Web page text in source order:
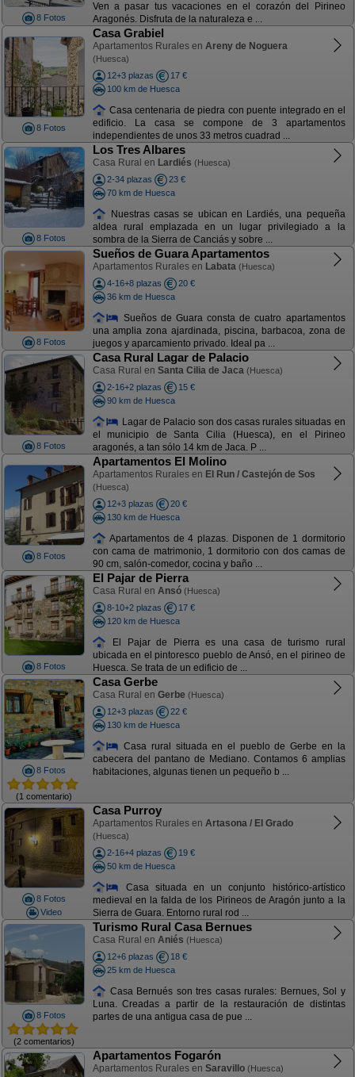
8 Fotos
Ven a pasar tus vacaciones en el corazón del Pirineo
Aragonés. Disfruta de la naturaleza e ...
8 Fotos
Casa Grabiel
Apartamentos Rurales en Areny de Noguera
(Huesca)
12+3 plazas
17 €
100 km de Huesca
Casa centenaria de piedra con puente integrado en el
edificio. La casa se compone de 3 apartamentos
independientes de unos 33 metros cuadrad ...
8 Fotos
Los Tres Albares
Casa Rural en Lardiés (Huesca)
2-34 plazas
23 €
70 km de Huesca
Nuestras casas se ubican en Lardiés, una pequeña
aldea rural emplazada en un lugar privilegiado a la
sombra de la Sierra de Canciás y sobre ...
8 Fotos
Sueños de Guara Apartamentos
Apartamentos Rurales en Labata (Huesca)
4-16+8 plazas
20 €
36 km de Huesca
Sueños de Guara consta de cuatro apartamentos
una amplia zona ajardinada, piscina, barbacoa, zona de
juegos y aparcamiento privado. Ideal pa ...
8 Fotos
Casa Rural Lagar de Palacio
Casa Rural en Santa Cilia de Jaca (Huesca)
2-16+2 plazas
15 €
90 km de Huesca
Lagar de Palacio son dos casas rurales situadas en
el municipio de Santa Cilia (Huesca), en el Pirineo
aragonés, a tan sólo 14 km de Jaca. P ...
8 Fotos
Apartamentos El Molino
Apartamentos Rurales en El Run / Castejón de Sos
(Huesca)
12+3 plazas
20 €
130 km de Huesca
Apartamentos de 4 plazas. Disponen de 1 dormitorio
con cama de matrimonio, 1 dormitorio con dos camas de
90 cm, salón-comedor, cocina y baño ...
8 Fotos
El Pajar de Pierra
Casa Rural en Ansó (Huesca)
8-10+2 plazas
17 €
120 km de Huesca
El Pajar de Pierra es una casa de turismo rural
ubicada en el pintoresco pueblo de Ansó, en el pirineo de
Huesca. Se trata de un edificio de ...
8 Fotos
(1 comentario)
Casa Gerbe
Casa Rural en Gerbe (Huesca)
12+3 plazas
22 €
130 km de Huesca
Casa rural situada en el pueblo de Gerbe en la
cabecera del pantano de Mediano. Contamos 6 amplias
habitaciones, algunas tienen un pequeño b ...
8 Fotos
Video
Casa Purroy
Apartamentos Rurales en Artasona / El Grado
(Huesca)
2-16+4 plazas
19 €
50 km de Huesca
Casa situada en un conjunto histórico-artístico
medieval en la falda de los Pirineos de Aragón junto a la
Sierra de Guara. Entorno rural rod ...
8 Fotos
(2 comentarios)
Turismo Rural Casa Bernues
Casa Rural en Aniés (Huesca)
12+6 plazas
18 €
25 km de Huesca
Casa Bernués son tres casas rurales: Bernues, Sol y
Luna. Creadas a partir de la restauración de distintas
partes de una antigua casa de pue ...
Apartamentos Fogarón
Apartamentos Rurales en Saravillo (Huesca)